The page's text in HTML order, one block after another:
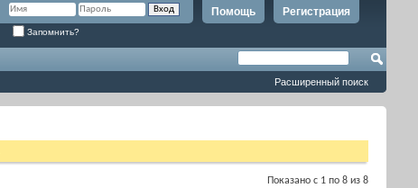
Регистрация
Помощь
Запомнить?
Расширенный поиск
Показано с 1 по 8 из 8